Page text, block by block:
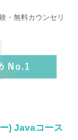
・無料カウンセリ
) Javaコース